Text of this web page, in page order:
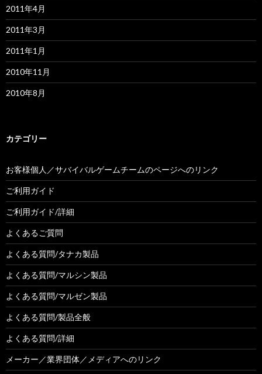
2011年4月
2011年3月
2011年1月
2010年11月
2010年8月
カテゴリー
お客様個人／サバイバルゲームチームのページへのリンク
ご利用ガイド
ご利用ガイド/詳細
よくあるご質問
よくある質問/タナカ製品
よくある質問/マルシン製品
よくある質問/マルゼン製品
よくある質問/製品全般
よくある質問/詳細
メーカー／業界団体／メディアへのリンク